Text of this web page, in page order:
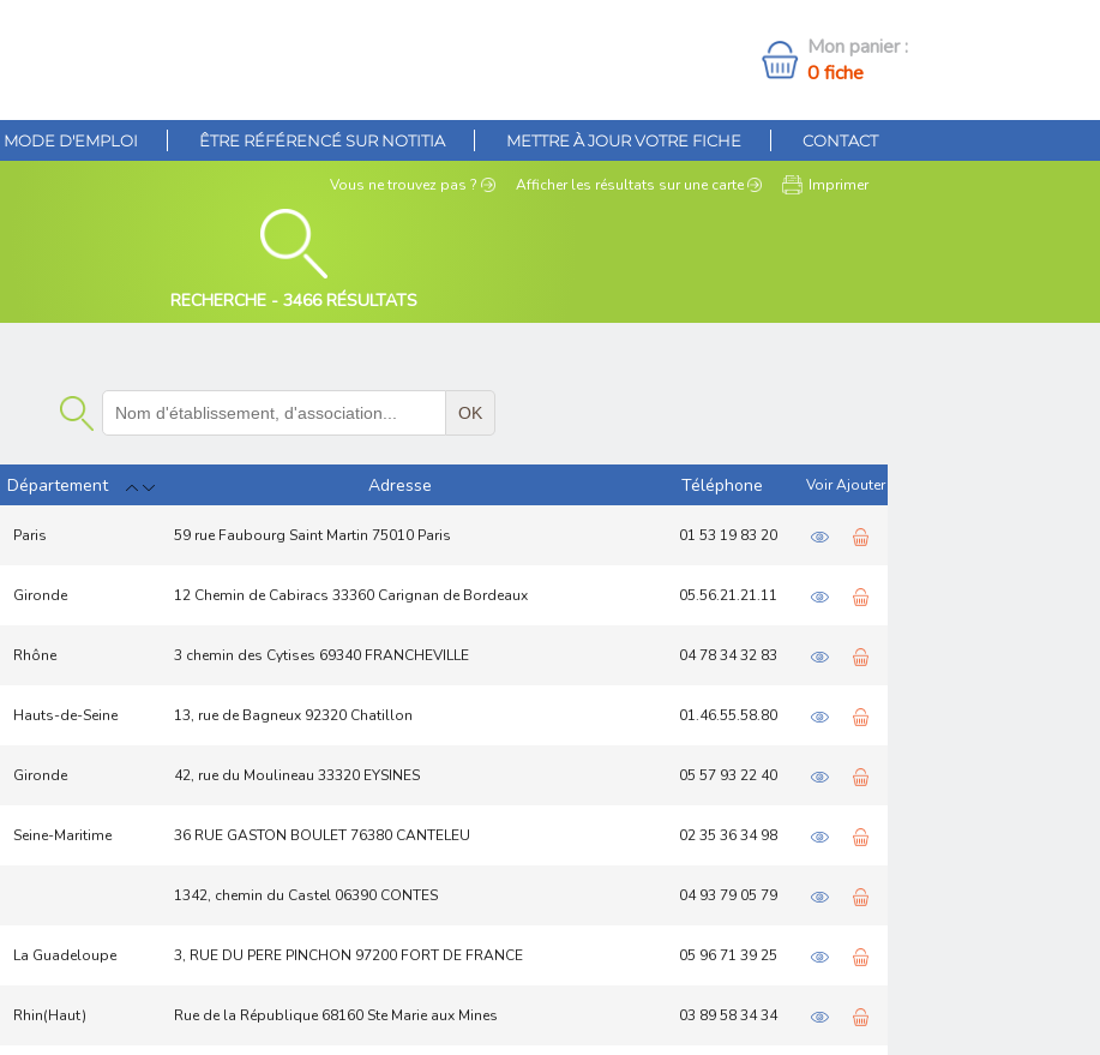
Mon panier :
0 fiche
MODE D'EMPLOI ÊTRE RÉFÉRENCÉ SUR NOTITIA METTRE À JOUR VOTRE FICHE CONTACT
Vous netrouvez pas ? Afficher les résultats sur une carte Imprimer
RECHERCHE - 3466 RÉSULTATS
OK
Département Adresse Téléphone VoirAjouter
Paris 59 rue Faubourg Saint Martin 75010 Paris 01 53 19 83 20
Gironde 12 Chemin de Cabiracs 33360 Carignan de Bordeaux 05.56.21.21.11
Rhône 3 chemin des Cytises 69340 FRANCHEVILLE 04 78 34 32 83
Hauts-de-Seine 13, rue de Bagneux 92320 Chatillon 01.46.55.58.80
Gironde 42, rue du Moulineau 33320 EYSINES 05 57 93 22 40
Seine-Maritime 36 RUE GASTON BOULET 76380 CANTELEU 02 35 36 34 98
1342, chemin du Castel 06390 CONTES 04 93 79 05 79
La Guadeloupe 3, RUE DU PERE PINCHON 97200 FORT DE FRANCE 05 96 71 39 25
Rhin(Haut) Rue de la République 68160 Ste Marie aux Mines 03 89 58 34 34